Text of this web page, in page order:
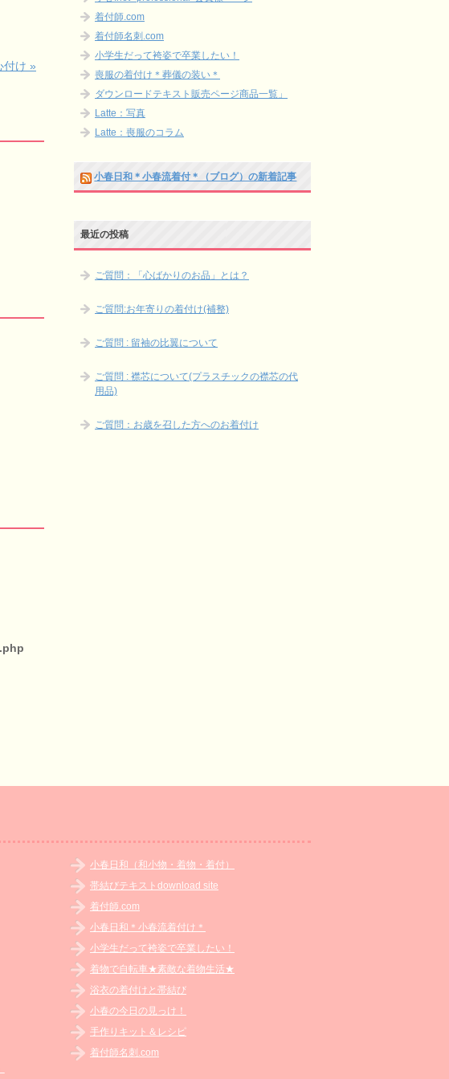
付け »
着付師.com
着付師名刺.com
小学生だって袴姿で卒業したい！
喪服の着付け＊葬儀の装い＊
ダウンロードテキスト販売ページ商品一覧」
Latte：写真
Latte：喪服のコラム
小春日和＊小春流着付＊（ブログ）の新着記事
最近の投稿
ご質問：「心ばかりのお品」とは？
ご質問:お年寄りの着付け(補整)
ご質問 : 留袖の比翼について
ご質問 : 襟芯について(プラスチックの襟芯の代
用品)
ご質問：お歳を召した方へのお着付け
小春日和（和小物・着物・着付）
帯結びテキストdownload site
着付師.com
小春日和＊小春流着付け＊
小学生だって袴姿で卒業したい！
着物で自転車★素敵な着物生活★
浴衣の着付けと帯結び
小春の今日の見っけ！
手作りキット＆レシピ
着付師名刺.com